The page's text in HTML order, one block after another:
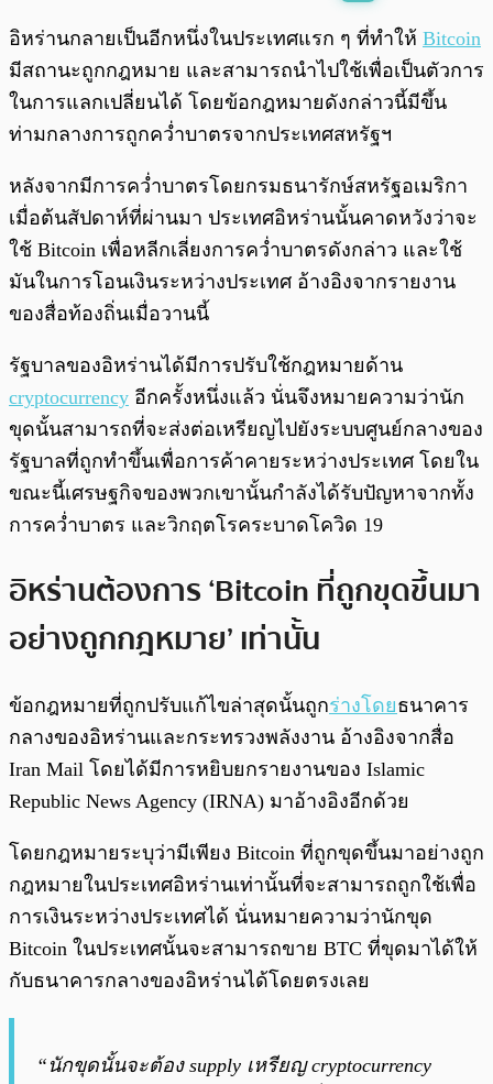
0:00/
อิหร่านกลายเป็นอีกหนึ่งในประเทศแรก ๆ ที่ทำให้ Bitcoin
มีสถานะถูกกฎหมาย และสามารถนำไปใช้เพื่อเป็นตัวการ
ในการแลกเปลี่ยนได้ โดยข้อกฎหมายดังกล่าวนี้มีขึ้น
ท่ามกลางการถูกคว่ำบาตรจากประเทศสหรัฐฯ
หลังจากมีการคว่ำบาตรโดยกรมธนารักษ์สหรัฐอเมริกา
เมื่อต้นสัปดาห์ที่ผ่านมา ประเทศอิหร่านนั้นคาดหวังว่าจะ
ใช้ Bitcoin เพื่อหลีกเลี่ยงการคว่ำบาตรดังกล่าว และใช้
มันในการโอนเงินระหว่างประเทศ อ้างอิงจากรายงาน
ของสื่อท้องถิ่นเมื่อวานนี้
รัฐบาลของอิหร่านได้มีการปรับใช้กฎหมายด้าน
cryptocurrency อีกครั้งหนึ่งแล้ว นั่นจึงหมายความว่านัก
ขุดนั้นสามารถที่จะส่งต่อเหรียญไปยังระบบศูนย์กลางของ
รัฐบาลที่ถูกทำขึ้นเพื่อการค้าคายระหว่างประเทศ โดยใน
ขณะนี้เศรษฐกิจของพวกเขานั้นกำลังได้รับปัญหาจากทั้ง
การคว่ำบาตร และวิกฤตโรคระบาดโควิด 19
อิหร่านต้องการ ‘Bitcoin ที่ถูกขุดขึ้นมา
อย่างถูกกฎหมาย’ เท่านั้น
ข้อกฎหมายที่ถูกปรับแก้ไขล่าสุดนั้นถูกร่างโดยธนาคาร
กลางของอิหร่านและกระทรวงพลังงาน อ้างอิงจากสื่อ
Iran Mail โดยได้มีการหยิบยกรายงานของ Islamic
Republic News Agency (IRNA) มาอ้างอิงอีกด้วย
โดยกฎหมายระบุว่ามีเพียง Bitcoin ที่ถูกขุดขึ้นมาอย่างถูก
กฎหมายในประเทศอิหร่านเท่านั้นที่จะสามารถถูกใช้เพื่อ
การเงินระหว่างประเทศได้ นั่นหมายความว่านักขุด
Bitcoin ในประเทศนั้นจะสามารถขาย BTC ที่ขุดมาได้ให้
กับธนาคารกลางของอิหร่านได้โดยตรงเลย
“นักขุดนั้นจะต้อง supply เหรียญ cryptocurrency